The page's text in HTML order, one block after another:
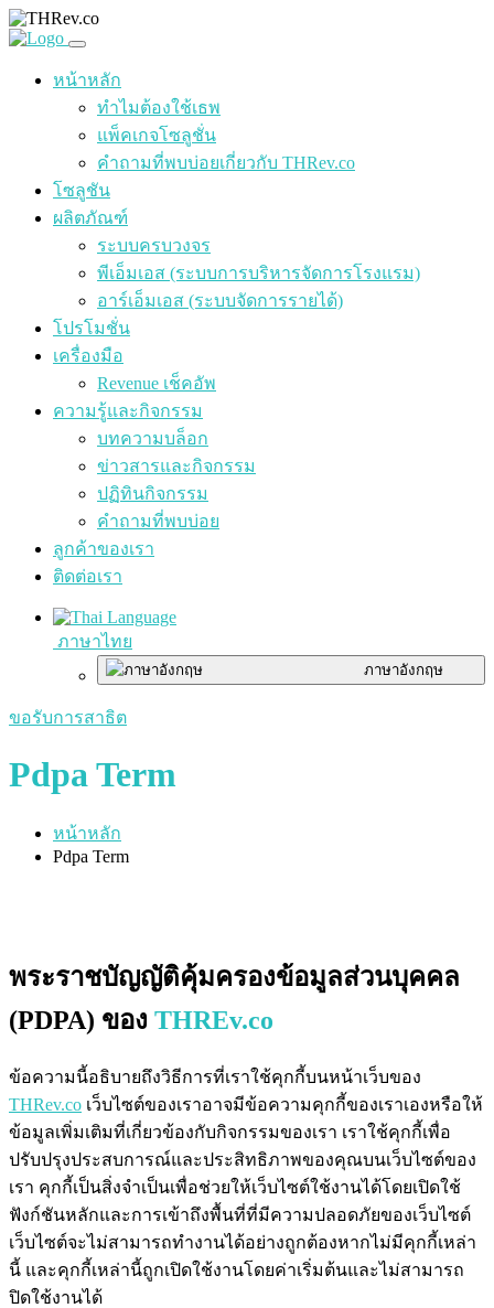
หน้าหลัก
ทำไมต้องใช้เธพ
แพ็คเกจโซลูชั่น
คำถามที่พบบ่อยเกี่ยวกับ THRev.co
โซลูชัน
ผลิตภัณฑ์
ระบบครบวงจร
พีเอ็มเอส (ระบบการบริหารจัดการโรงแรม)
อาร์เอ็มเอส (ระบบจัดการรายได้)
โปรโมชั่น
เครื่องมือ
Revenue เช็คอัพ
ความรู้และกิจกรรม
บทความบล็อก
ข่าวสารและกิจกรรม
ปฏิทินกิจกรรม
คำถามที่พบบ่อย
ลูกค้าของเรา
ติดต่อเรา
ภาษาไทย
ภาษาอังกฤษ
ขอรับการสาธิต
Pdpa Term
หน้าหลัก
Pdpa Term
พระราชบัญญัติคุ้มครองข้อมูลส่วนบุคคล
(PDPA) ของ THREv.co
ข้อความนี้อธิบายถึงวิธีการที่เราใช้คุกกี้บนหน้าเว็บของ
THRev.co เว็บไซต์ของเราอาจมีข้อความคุกกี้ของเราเองหรือให้
ข้อมูลเพิ่มเติมที่เกี่ยวข้องกับกิจกรรมของเรา เราใช้คุกกี้เพื่อ
ปรับปรุงประสบการณ์และประสิทธิภาพของคุณบนเว็บไซต์ของ
เรา คุกกี้เป็นสิ่งจำเป็นเพื่อช่วยให้เว็บไซต์ใช้งานได้โดยเปิดใช้
ฟังก์ชันหลักและการเข้าถึงพื้นที่ที่มีความปลอดภัยของเว็บไซต์
เว็บไซต์จะไม่สามารถทำงานได้อย่างถูกต้องหากไม่มีคุกกี้เหล่า
นี้ และคุกกี้เหล่านี้ถูกเปิดใช้งานโดยค่าเริ่มต้นและไม่สามารถ
ปิดใช้งานได้